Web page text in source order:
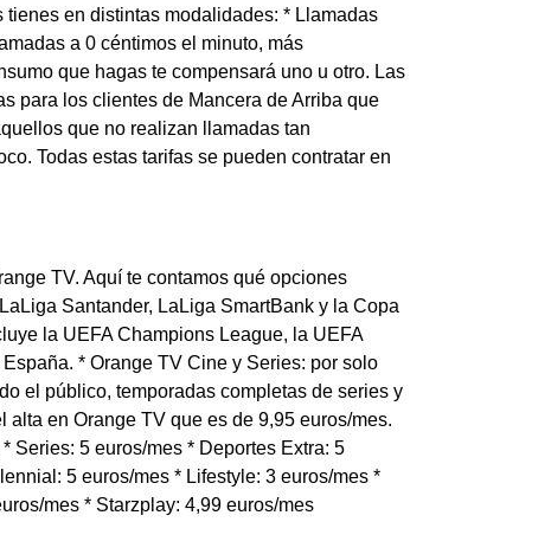
en distintas modalidades: * Llamadas
a 0 céntimos el minuto, más
que hagas te compensará uno u otro. Las
para los clientes de Mancera de Arriba que
que no realizan llamadas tan
Todas estas tarifas se pueden contratar en
TV. Aquí te contamos qué opciones
Santander, LaLiga SmartBank y la Copa
la UEFA Champions League, la UEFA
* Orange TV Cine y Series: por solo
el público, temporadas completas de series y
en Orange TV que es de 9,95 euros/mes.
Series: 5 euros/mes * Deportes Extra: 5
5 euros/mes * Lifestyle: 3 euros/mes *
mes * Starzplay: 4,99 euros/mes